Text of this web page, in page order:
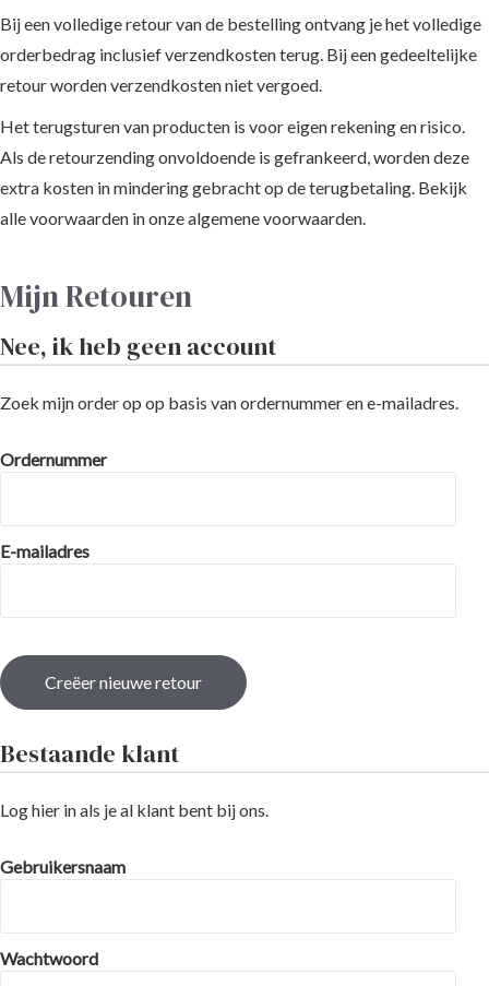
Pasen en
Voorjaar
Koningsdag
Carnaval
Bij een volledige retour van de bestelling ontvang je het volledige
orderbedrag inclusief verzendkosten terug. Bij een gedeeltelijke
retour worden verzendkosten niet vergoed.
Het terugsturen van producten is voor eigen rekening en risico.
Als de retourzending onvoldoende is gefrankeerd, worden deze
extra kosten in mindering gebracht op de terugbetaling. Bekijk
alle voorwaarden in onze algemene voorwaarden.
Mijn Retouren
Nee, ik heb geen account
Zoek mijn order op op basis van ordernummer en e-mailadres.
Ordernummer
E-mailadres
Creëer nieuwe retour
Bestaande klant
Log hier in als je al klant bent bij ons.
Gebruikersnaam
Wachtwoord